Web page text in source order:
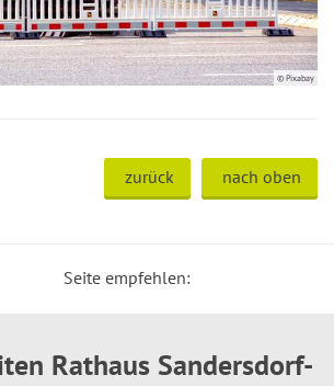
© Pixabay
zurück nach oben
Seite empfehlen:
Rathaus Sandersdorf-